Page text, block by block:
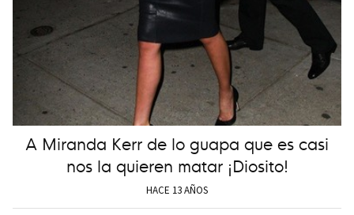
A Miranda Kerr de lo guapa que es casi
nos la quieren matar ¡Diosito!
HACE 13 AÑOS